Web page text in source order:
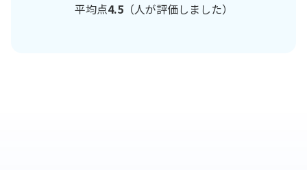
平均点4.5（人が評価しました）